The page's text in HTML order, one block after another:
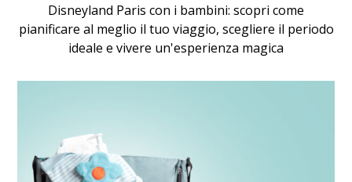
Disneyland Paris con i bambini: scopri come
pianificare al meglio il tuo viaggio, scegliere il periodo
ideale e vivere un'esperienza magica